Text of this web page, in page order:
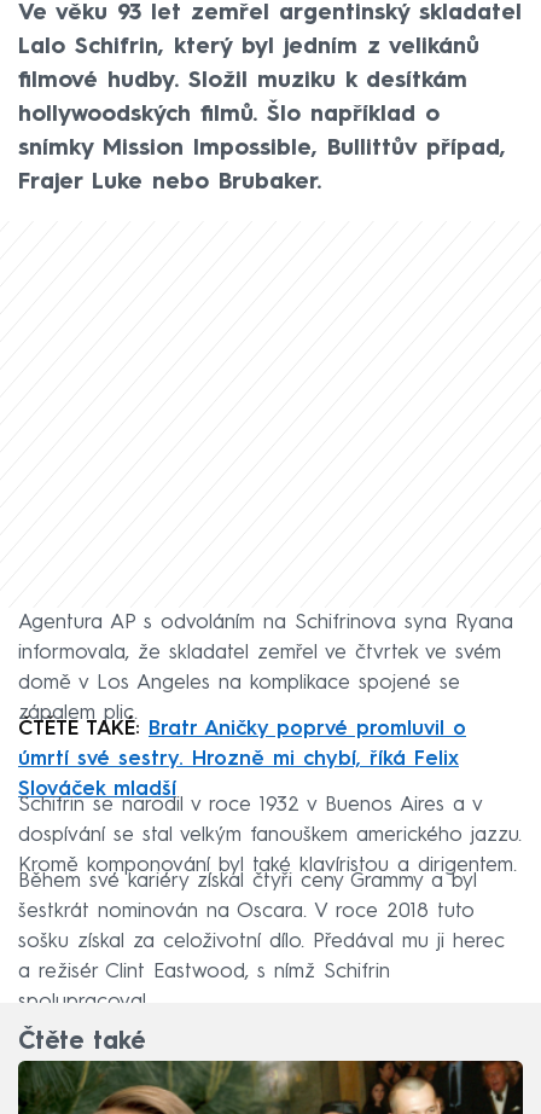
Ve věku 93 let zemřel argentinský skladatel
Lalo Schifrin, který byl jedním z velikánů
filmové hudby. Složil muziku k desítkám
hollywoodských filmů. Šlo například o
snímky Mission Impossible, Bullittův případ,
Frajer Luke nebo Brubaker.
Agentura AP s odvoláním na Schifrinova syna Ryana
informovala, že skladatel zemřel ve čtvrtek ve svém
domě v Los Angeles na komplikace spojené se
zápalem plic.
ČTĚTE TAKÉ: Bratr Aničky poprvé promluvil o
úmrtí své sestry. Hrozně mi chybí, říká Felix
Slováček mladší
Schifrin se narodil v roce 1932 v Buenos Aires a v
dospívání se stal velkým fanouškem amerického jazzu.
Kromě komponování byl také klavíristou a dirigentem.
Během své kariéry získal čtyři ceny Grammy a byl
šestkrát nominován na Oscara. V roce 2018 tuto
sošku získal za celoživotní dílo. Předával mu ji herec
a režisér Clint Eastwood, s nímž Schifrin
spolupracoval.
Čtěte také